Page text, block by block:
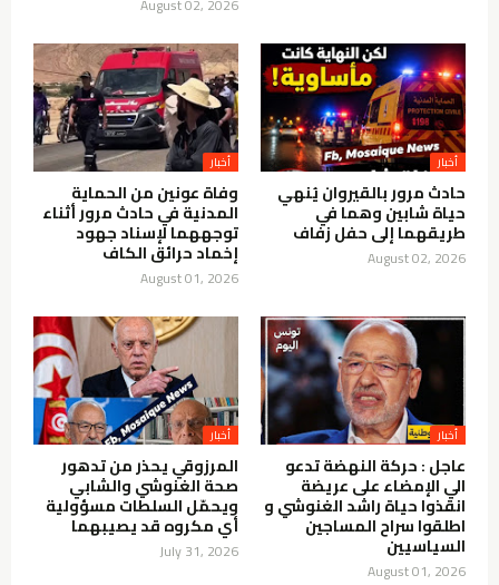
أخبار
حادث مرور بالقيروان يُنهي
حياة شابين وهما في
طريقهما إلى حفل زفاف
August 02, 2026
أخبار
وفاة عونين من الحماية
المدنية في حادث مرور أثناء
توجههما لإسناد جهود
إخماد حرائق الكاف
August 01, 2026
أخبار
عاجل : حركة النهضة تدعو
الي الإمضاء على عريضة
انقذوا حياة راشد الغنوشي و
اطلقوا سراح المساجين
السياسيين
August 01, 2026
أخبار
المرزوقي يحذر من تدهور
صحة الغنوشي والشابي
ويحمّل السلطات مسؤولية
أي مكروه قد يصيبهما
July 31, 2026